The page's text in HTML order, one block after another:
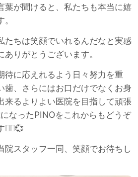
葉が聞けると、私たちも本当に嬉
たちは笑顔でいれるんだなと実感
りがとうございます。
待に応えれるよう日々努力を重
歯、さらにはお口だけでなくお身
来るよりよい医院を目指して頑張
なったPINOをこれからもどうぞ
🙇‍♀️💞
院スタッフ一同、笑顔でお待ちし